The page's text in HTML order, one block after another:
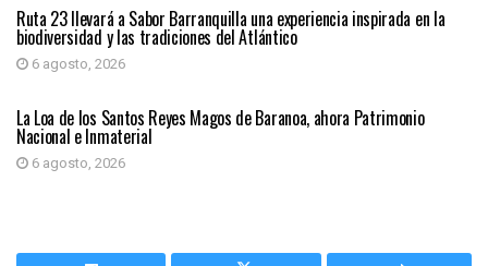
Ruta 23 llevará a Sabor Barranquilla una experiencia inspirada en la
biodiversidad y las tradiciones del Atlántico
6 agosto, 2026
ATLÁNTICO
La Loa de los Santos Reyes Magos de Baranoa, ahora Patrimonio
Nacional e Inmaterial
6 agosto, 2026